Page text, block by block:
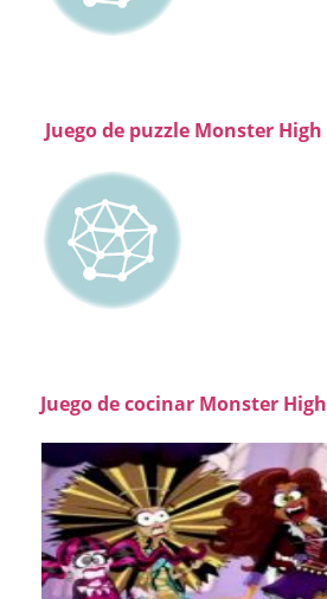
Juego de puzzle Monster High
Juego de cocinar Monster High